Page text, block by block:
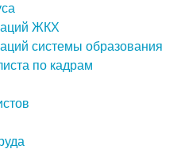
ЖКХ
системы образования
по кадрам